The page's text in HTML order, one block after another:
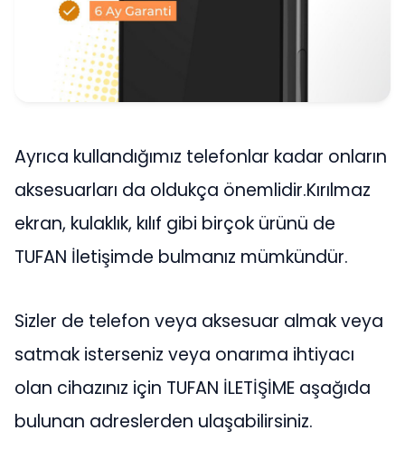
Ayrıca kullandığımız telefonlar kadar onların
aksesuarları da oldukça önemlidir.Kırılmaz
ekran, kulaklık, kılıf gibi birçok ürünü de
TUFAN İletişimde bulmanız mümkündür.
Sizler de telefon veya aksesuar almak veya
satmak isterseniz veya onarıma ihtiyacı
olan cihazınız için TUFAN İLETİŞİME aşağıda
bulunan adreslerden ulaşabilirsiniz.